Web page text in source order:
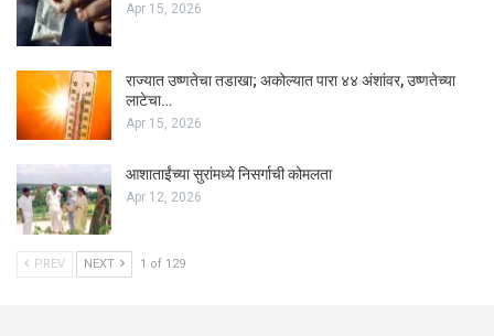
Apr 15, 2026
राज्यात उष्णतेचा तडाखा; अकोल्यात पारा ४४ अंशांवर, उष्णतेच्या
लाटेचा…
Apr 15, 2026
आशाताईंच्या सुरांमध्ये निसर्गाची कोमलता
Apr 12, 2026
PREV NEXT 1 of 129